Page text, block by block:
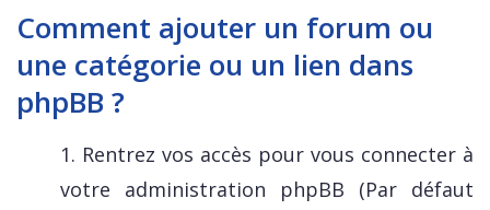
Comment ajouter un forum ou
une catégorie ou un lien dans
phpBB ?
1. Rentrez vos accès pour vous connecter à
votre administration phpBB (Par défaut